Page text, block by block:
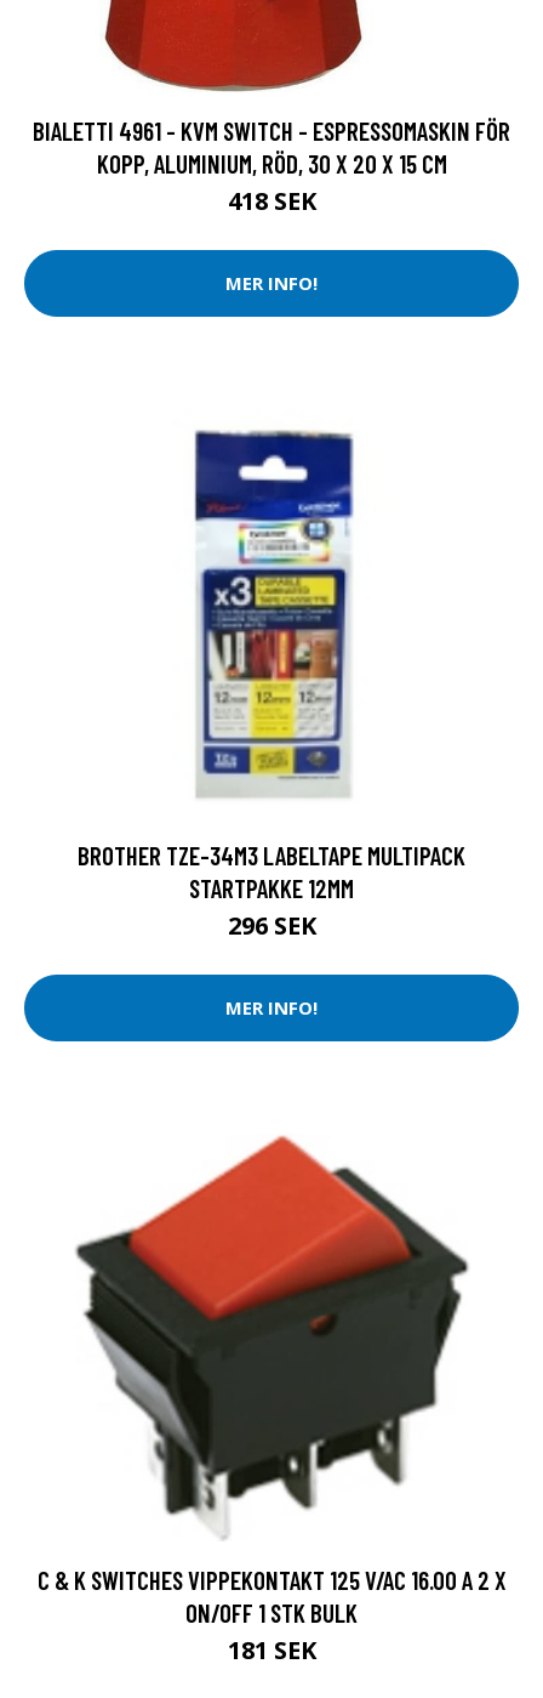
BIALETTI 4961 - KVM SWITCH - ESPRESSOMASKIN FÖR
KOPP, ALUMINIUM, RÖD, 30 X 20 X 15 CM
418 SEK
MER INFO!
BROTHER TZE-34M3 LABELTAPE MULTIPACK
STARTPAKKE 12MM
296 SEK
MER INFO!
C & K SWITCHES VIPPEKONTAKT 125 V/AC 16.00 A 2 X
ON/OFF 1 STK BULK
181 SEK